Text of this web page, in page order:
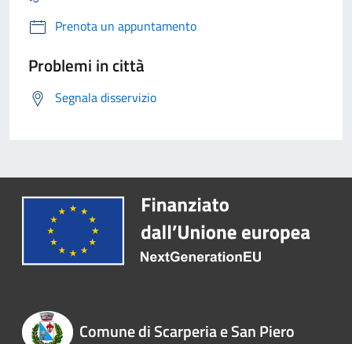
Prenota un appuntamento
Problemi in città
Segnala disservizio
Comune di Scarperia e San Piero